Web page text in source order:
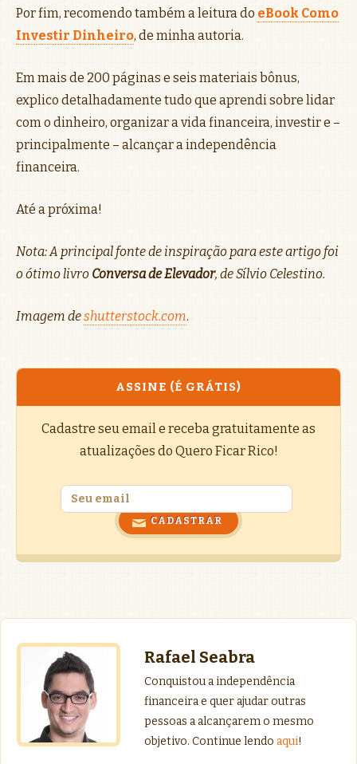
Por fim, recomendo também a leitura do eBook Como
Investir Dinheiro, de minha autoria.
Em mais de 200 páginas e seis materiais bônus,
explico detalhadamente tudo que aprendi sobre lidar
com o dinheiro, organizar a vida financeira, investir e –
principalmente – alcançar a independência
financeira.
Até a próxima!
Nota: A principal fonte de inspiração para este artigo foi
o ótimo livro Conversa de Elevador, de Sílvio Celestino.
Imagem deshutterstock.com.
ASSINE (É GRÁTIS)
Cadastre seu email e receba gratuitamente as
atualizações do Quero Ficar Rico!
Rafael Seabra
Conquistou a independência
financeira e quer ajudar outras
pessoas a alcançarem o mesmo
objetivo. Continue lendo aqui!